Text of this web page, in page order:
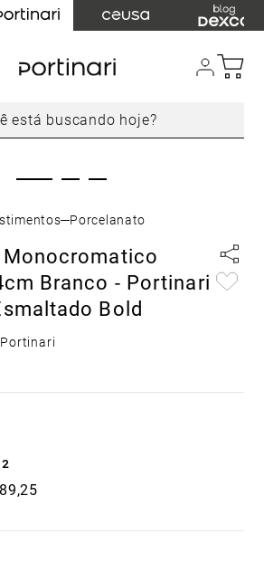
hoje?
Porcelanato
Branco - Portinari
Bold
Portinari